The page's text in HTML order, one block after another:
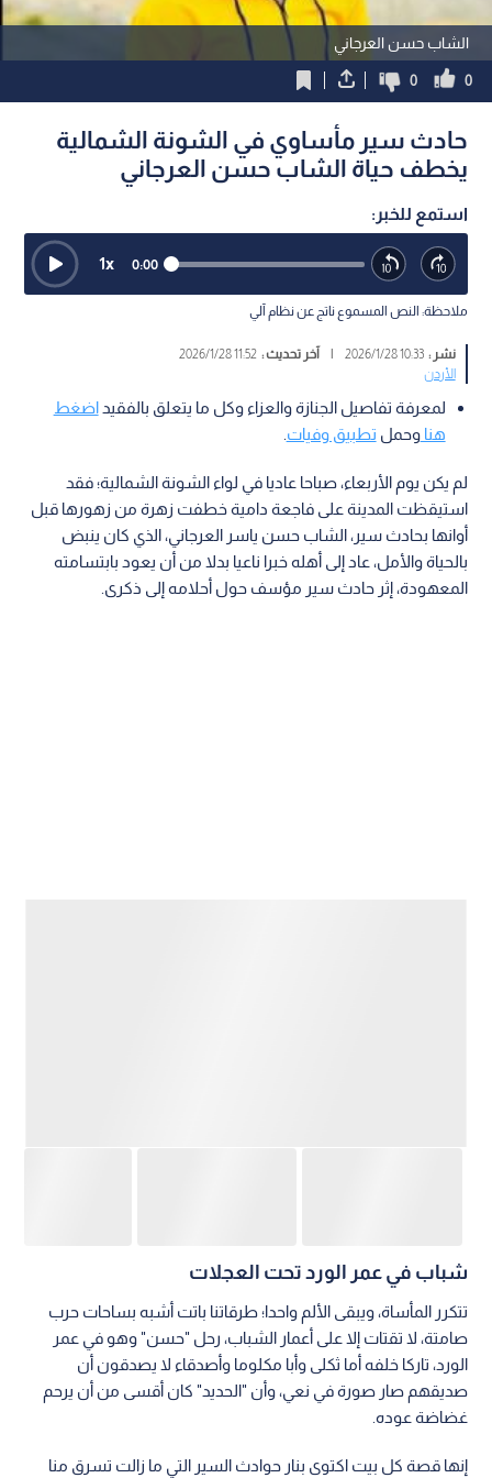
الشاب حسن العرجاني
0
0
حادث سير مأساوي في الشونة الشمالية
يخطف حياة الشاب حسن العرجاني
استمع للخبر:
0:00
1x
ملاحظة: النص المسموع ناتج عن نظام آلي
نشر :10:33 2026/1/28 آخر تحديث :11:52 2026/1/28
الأردن
لمعرفة تفاصيل الجنازة والعزاء وكل ما يتعلق بالفقيداضغط
هناوحمل تطبيق وفيات
لم يكن يوم الأربعاء، صباحا عاديا في لواء الشونة الشمالية؛ فقد
استيقظت المدينة على فاجعة دامية خطفت زهرة من زهورها قبل
أوانها بحادث سير، الشاب حسن ياسر العرجاني، الذي كان ينبض
بالحياة والأمل، عاد إلى أهله خبرا ناعيا بدلا من أن يعود بابتسامته
المعهودة، إثر حادث سير مؤسف حول أحلامه إلى ذكرى.
شباب في عمر الورد تحت العجلات
تتكرر المأساة، ويبقى الألم واحدا؛ طرقاتنا باتت أشبه بساحات حرب
صامتة، لا تقتات إلا على أعمار الشباب، رحل "حسن" وهو في عمر
الورد، تاركا خلفه أما ثكلى وأبا مكلوما وأصدقاء لا يصدقون أن
صديقهم صار صورة في نعي، وأن "الحديد" كان أقسى من أن يرحم
غضاضة عوده.
إنها قصة كل بيت اكتوى بنار حوادث السير التي ما زالت تسرق منا